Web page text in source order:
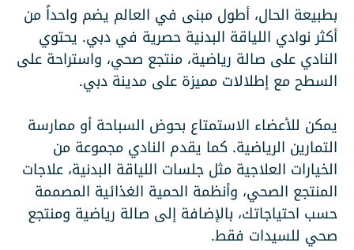
بطبيعة الحال، أطول مبنى في العالم يضم واحداً من
أكثر نوادي اللياقة البدنية حصرية في دبي. يحتوي
النادي على صالة رياضية، منتجع صحي، واستراحة على
السطح مع إطلالات مميزة على مدينة دبي.
يمكن للأعضاء الاستمتاع بحوض السباحة أو ممارسة
التمارين الرياضية. كما يقدم النادي مجموعة من
الخيارات العلاجية مثل جلسات اللياقة البدنية، علاجات
المنتجع الصحي، وأنظمة الحمية الغذائية المصممة
حسب احتياجاتك، بالإضافة إلى صالة رياضية ومنتجع
صحي للسيدات فقط.